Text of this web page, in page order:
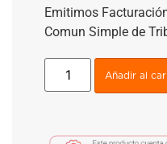
Emitimos
Comun Simple de
Añadir al